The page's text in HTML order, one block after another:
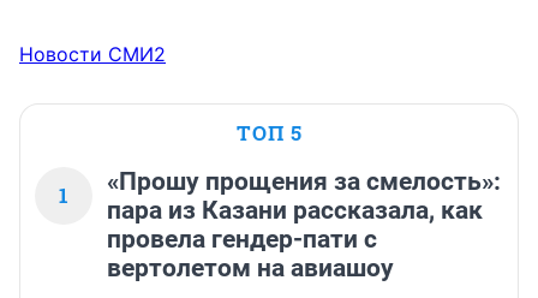
Новости СМИ2
ТОП 5
1
«Прошу прощения за смелость»:
пара из Казани рассказала, как
провела гендер-пати с
вертолетом на авиашоу